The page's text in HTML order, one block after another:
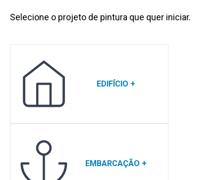
Selecione o projeto de pintura que quer iniciar.
EDIFÍCIO +
EMBARCAÇÃO +